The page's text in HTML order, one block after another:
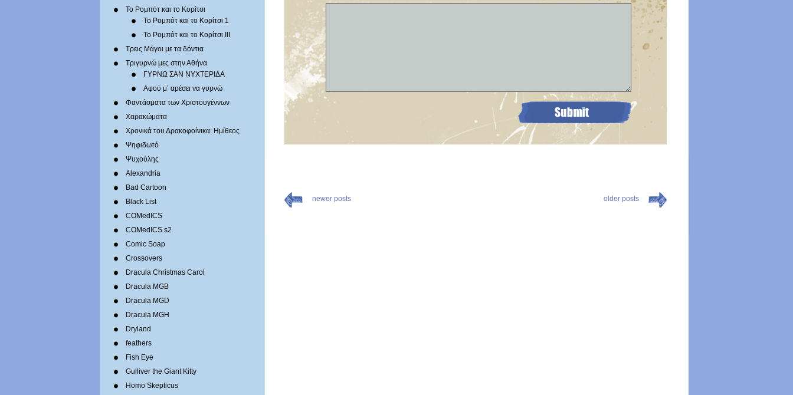
Το Ρομπότ και το Κορίτσι
Το Ρομπότ και το Κορίτσι 1
Το Ρομπότ και το Κορίτσι III
Τρεις Μάγοι με τα δόντια
Τριγυρνώ μες στην Αθήνα
ΓΥΡΝΩ ΣΑΝ ΝΥΧΤΕΡΙΔΑ
Αφού μ’ αρέσει να γυρνώ
Φαντάσματα των Χριστουγέννων
Χαρακώματα
Χρονικά του Δρακοφοίνικα: Ημίθεος
Ψηφιδωτό
Ψυχούλης
Alexandria
Bad Cartoon
Black List
COMedICS
COMedICS s2
Comic Soap
Crossovers
Dracula Christmas Carol
Dracula MGB
Dracula MGD
Dracula MGH
Dryland
feathers
Fish Eye
Gulliver the Giant Kitty
Homo Skepticus
newer posts older posts